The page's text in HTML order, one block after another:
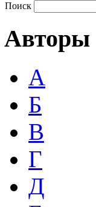
Поиск
Авторы
А
Б
В
Г
Д